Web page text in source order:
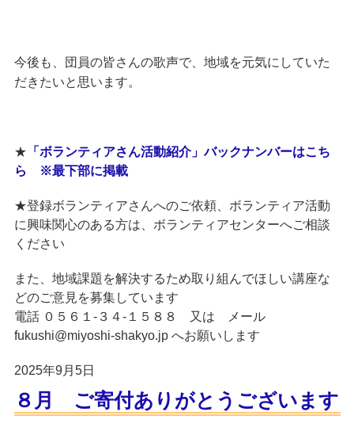
今後も、団員の皆さんの歌声で、地域を元気にしていた
だきたいと思います。
★ 「ボランティアさん活動紹介」バックナンバーはこち
ら ※最下部に掲載
★登録ボランティアさんへのご依頼、ボランティア活動
に興味関心のある方は、ボランティアセンターへご相談
ください
また、地域課題を解決するため取り組んでほしい講座な
どのご意見を募集しています
電話 ０５６１-３４-１５８８ 又は メール
fukushi@miyoshi-shakyo.jp へお願いします
2025年9月5日
８月 ご寄付ありがとうございます